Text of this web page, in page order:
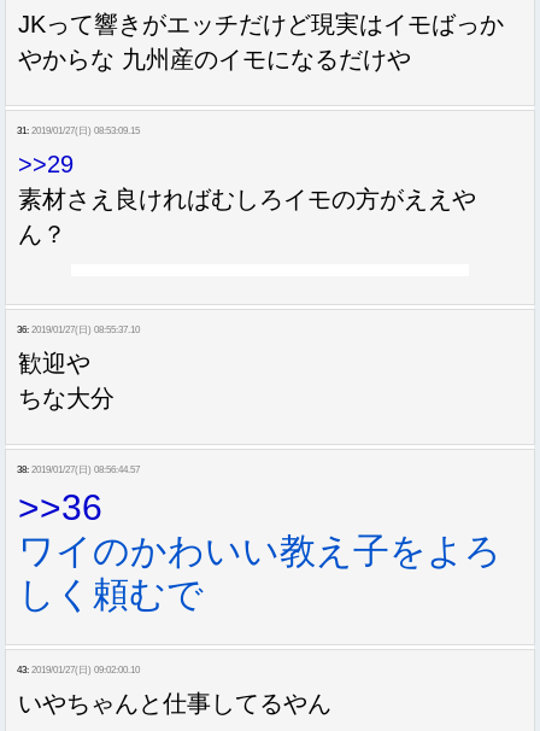
JKって響きがエッチだけど現実はイモばっか
やからな 九州産のイモになるだけや
31: 2019/01/27(日) 08:53:09.15
>>29
素材さえ良ければむしろイモの方がええや
ん？
36: 2019/01/27(日) 08:55:37.10
歓迎や
ちな大分
38: 2019/01/27(日) 08:56:44.57
>>36
ワイのかわいい教え子をよろ
しく頼むで
43: 2019/01/27(日) 09:02:00.10
いやちゃんと仕事してるやん